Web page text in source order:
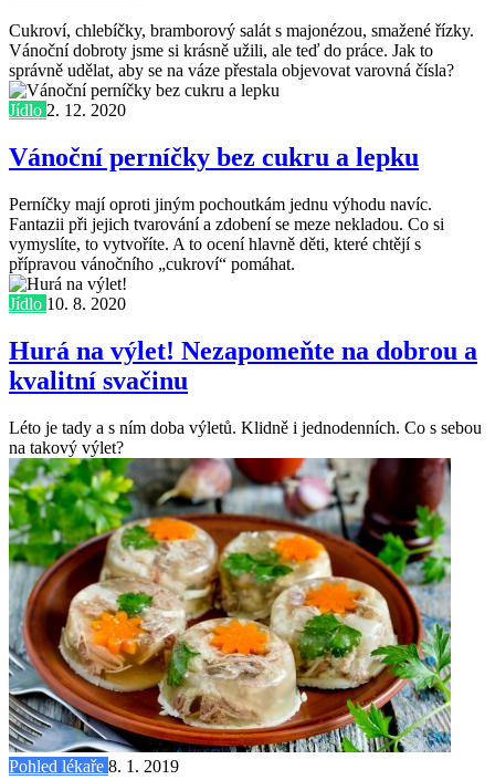
Cukroví, chlebíčky, bramborový salát s majonézou, smažené řízky.
Vánoční dobroty jsme si krásně užili, ale teď do práce. Jak to
správně udělat, aby se na váze přestala objevovat varovná čísla?
Jídlo 2. 12. 2020
Vánoční perníčky bez cukru a lepku
Perníčky mají oproti jiným pochoutkám jednu výhodu navíc.
Fantazii při jejich tvarování a zdobení se meze nekladou. Co si
vymyslíte, to vytvoříte. A to ocení hlavně děti, které chtějí s
přípravou vánočního „cukroví“ pomáhat.
Jídlo 10. 8. 2020
Hurá na výlet! Nezapomeňte na dobrou a
kvalitní svačinu
Léto je tady a s ním doba výletů. Klidně i jednodenních. Co s sebou
na takový výlet?
Pohled lékaře 8. 1. 2019